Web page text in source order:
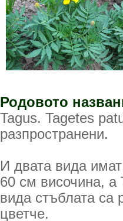
Родовото
Tagus. Tagetes
разпространени.
И двата вида
60 см височина, а
вида стъблата са
цветче.